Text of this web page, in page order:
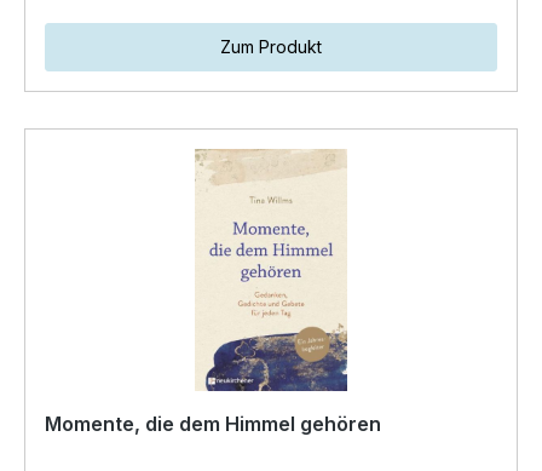
Zum Produkt
Momente, die dem Himmel gehören